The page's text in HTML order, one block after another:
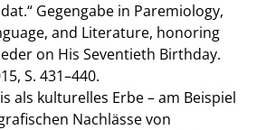
Gegengabe in Paremiology,
and Literature, honoring
on His Seventieth Birthday.
S. 431–440.
als kulturelles Erbe – am Beispiel
Nachlässe von